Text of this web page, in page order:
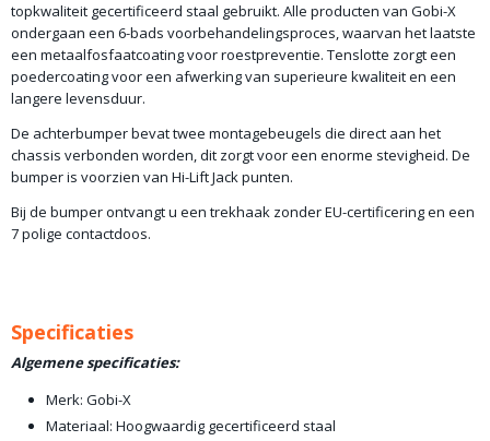
topkwaliteit gecertificeerd staal gebruikt. Alle producten van Gobi-X
ondergaan een 6-bads voorbehandelingsproces, waarvan het laatste
een metaalfosfaatcoating voor roestpreventie. Tenslotte zorgt een
poedercoating voor een afwerking van superieure kwaliteit en een
langere levensduur.
De achterbumper bevat twee montagebeugels die direct aan het
chassis verbonden worden, dit zorgt voor een enorme stevigheid. De
bumper is voorzien van Hi-Lift Jack punten.
Bij de bumper ontvangt u een trekhaak zonder EU-certificering en een
7 polige contactdoos.
Specificaties
Algemene specificaties:
Merk: Gobi-X
Materiaal: Hoogwaardig gecertificeerd staal